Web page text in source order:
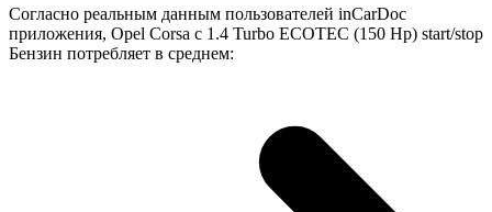
Согласно реальным данным пользователей inCarDoc
приложения, Opel Corsa с 1.4 Turbo ECOTEC (150 Hp) start/stop
Бензин потребляет в среднем: